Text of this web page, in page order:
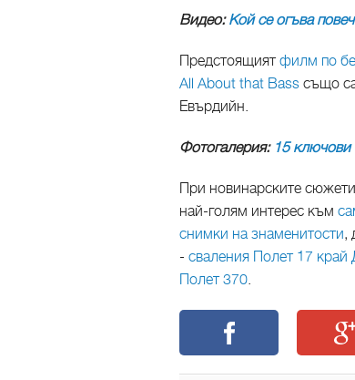
Видео:Кой се огъва
Предстоящиятфилм по
All About that Bass също
Евърдийн.
Фотогалерия: 15 ключови
При новинарските
най-голям интерес към
снимки на знаменитости,
- сваления Полет 17 край
Полет 370.